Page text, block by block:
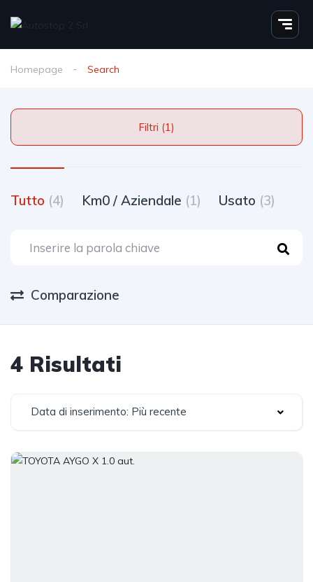
Homepage Search
Filtri (1)
Tutto (4) Km0 / Aziendale (1) Usato (3)
Comparazione
4 Risultati
Data di inserimento: Più recente